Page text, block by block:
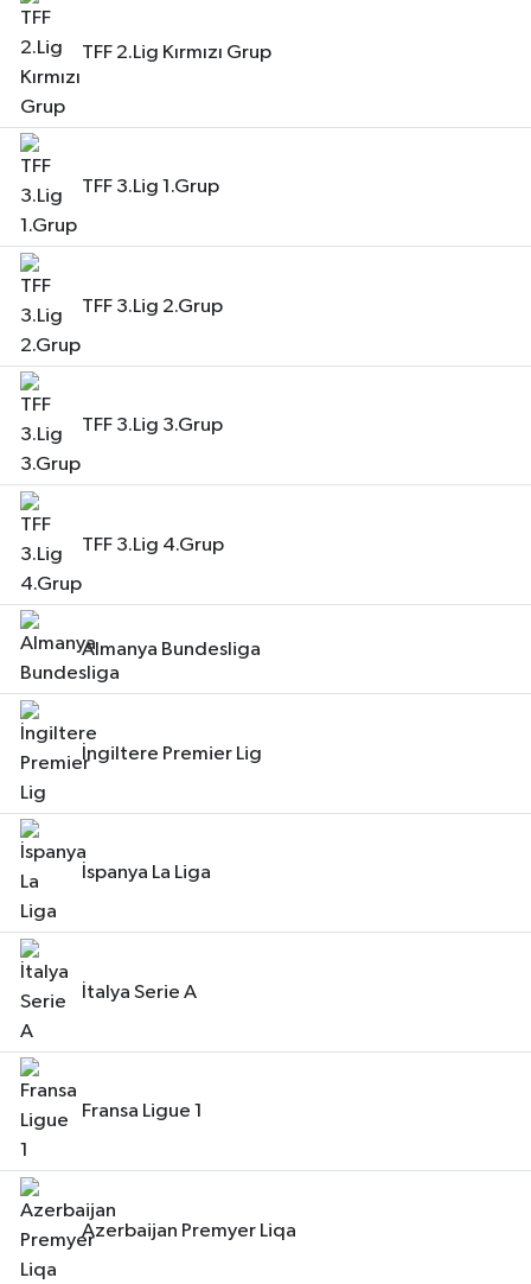
TFF 2.Lig Kırmızı Grup
TFF 3.Lig 1.Grup
TFF 3.Lig 2.Grup
TFF 3.Lig 3.Grup
TFF 3.Lig 4.Grup
Almanya Bundesliga
İngiltere Premier Lig
İspanya La Liga
İtalya Serie A
Fransa Ligue 1
Azerbaijan Premyer Liqa